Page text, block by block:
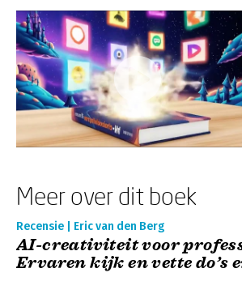
Meer over dit boek
Recensie | Eric van den Berg
AI-creativiteit voor
Ervaren kijk en vette do’s